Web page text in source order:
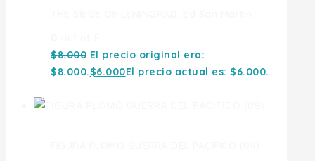
$8.000 El precio original era:
$8.000.$6.000El precio actual es: $6.000.